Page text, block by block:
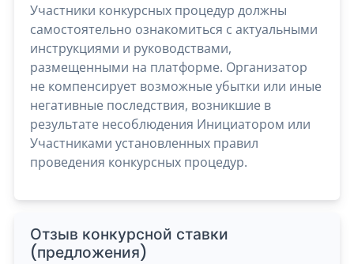
Участники конкурсных процедур должны
самостоятельно ознакомиться с актуальными
инструкциями и руководствами,
размещенными на платформе. Организатор
не компенсирует возможные убытки или иные
негативные последствия, возникшие в
результате несоблюдения Инициатором или
Участниками установленных правил
проведения конкурсных процедур.
Отзыв конкурсной ставки
(предложения)